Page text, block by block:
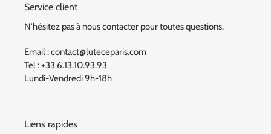
Service client
N'hésitez pas à nous contacter pour toutes questions.
Email : contact@luteceparis.com
Tel : +33 6.13.10.93.93
Lundi-Vendredi 9h-18h
Liens rapides